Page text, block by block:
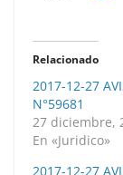
Relacionado
2017-12-27
N°59681
27 diciembre,
En «Juridico»
2017-12-27